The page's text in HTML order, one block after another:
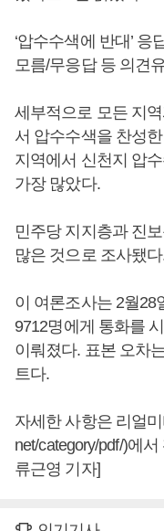
‘압수수색에 반대’
모름/무응답 등 의견
세부적으로 모든 지
서 압수수색을 찬성
지역에서 신천지 압
가장 많았다.
민주당 지지층과 진
많은 것으로 조사됐
이 여론조사는 2월28
9712명에게 통화를
이뤄졌다. 표본 오차
트다.
자세한 사항은 리얼
net/category/pdf/)에
류근영 기자]